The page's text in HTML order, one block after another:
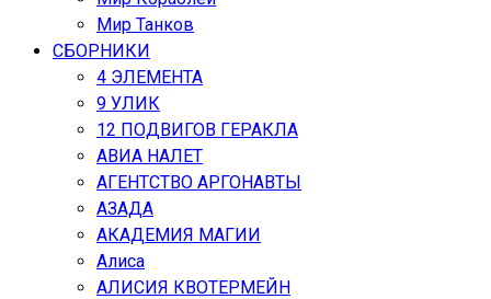
Мир Танков
СБОРНИКИ
4 ЭЛЕМЕНТА
9 УЛИК
12 ПОДВИГОВ ГЕРАКЛА
АВИА НАЛЕТ
АГЕНТСТВО АРГОНАВТЫ
АЗАДА
АКАДЕМИЯ МАГИИ
Алиса
АЛИСИЯ КВОТЕРМЕЙН